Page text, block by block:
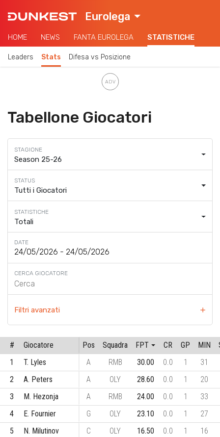
Eurolega
HOME NEWS FANTA EUROLEGA STATISTICHE
Leaders Stats Difesa vs Posizione
Tabellone Giocatori
Season 25-26
Tutti i Giocatori
Totali
DATE
CERCA GIOCATORE
Filtri avanzati
# Giocatore Pos Squadra FPT CR GP MIN
1
T. Lyles A RMB 30.00 0.0 1
31
2
A. Peters A OLY 28.60 0.0 1
20
3
M. Hezonja A RMB 24.00 0.0 1
33
4
E. Fournier G OLY 23.10 0.0 1
27
5
N. Milutinov C OLY 16.50 0.0 1
16